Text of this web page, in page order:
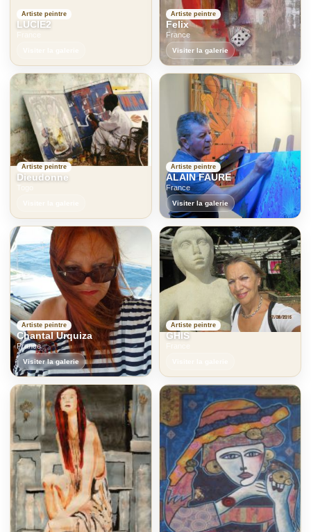
Artiste peintre
LUCIE2
Artiste peintre
Felix
France
Visiter la galerie
Artiste peintre
Dieudonne
Artiste peintre
ALAIN FAURE
France
Visiter la galerie
Artiste peintre
Chantal Urquiza
France
Visiter la galerie
Artiste peintre
GHIS